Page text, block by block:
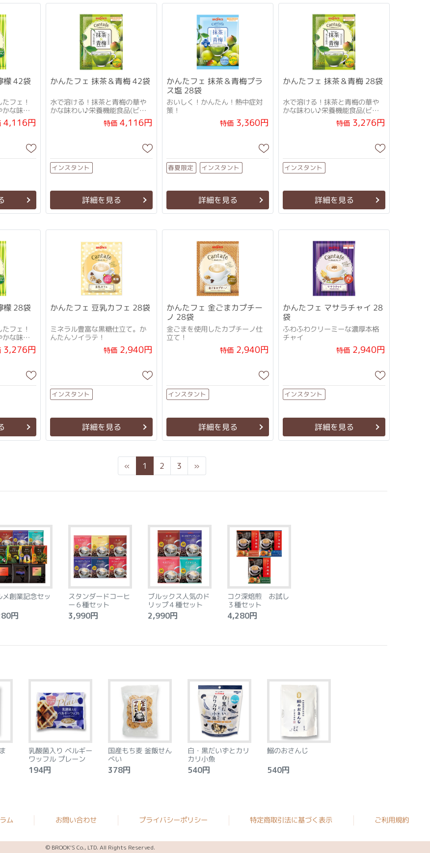
檬 42袋
フェ！
な味わ
4,116円
かんたフェ 抹茶＆青梅 42袋
水で溶ける！抹茶と青梅の華や
かな味わい♪栄養機能食品(ビタ
特価 4,116円
インスタント
詳細を見る
かんたフェ 抹茶＆青梅プラ
ス塩 28袋
おいしく！かんたん！熱中症対
策！
特価 3,360円
春夏限定 インスタント
詳細を見る
かんたフェ 抹茶＆青梅 28袋
水で溶ける！抹茶と青梅の華や
かな味わい♪栄養機能食品(ビタ
特価 3,276円
インスタント
詳細を見る
檬 28袋
フェ！
な味わ
3,276円
かんたフェ 豆乳カフェ 28袋
ミネラル豊富な黒糖仕立て。か
んたんソイラテ！
特価 2,940円
インスタント
詳細を見る
かんたフェ 金ごまカプチー
ノ 28袋
金ごまを使用したカプチーノ仕
立て！
特価 2,940円
インスタント
詳細を見る
かんたフェ マサラチャイ 28
袋
ふわふわクリーミーな濃厚本格
チャイ
特価 2,940円
インスタント
詳細を見る
« Previous
1 2 3 »Next
メ創業記念セッ
円
スタンダードコーヒ
ー６種セット
3,990円
ブルックス人気のド
リップ４種セット
2,990円
コク深焙煎 お試し
３種セット
4,280円
乳酸菌入り ベルギー
ワッフル プレーン
194円
国産もち麦 釜飯せん
べい
378円
白・黒だいずとカリ
カリ小魚
540円
鰯のおさんじ
540円
ム お問い合わせ プライバシーポリシー 特定商取引法に基づく表示 ご利用規約
© BROOK'S Co., LTD. All Rights Reserved.